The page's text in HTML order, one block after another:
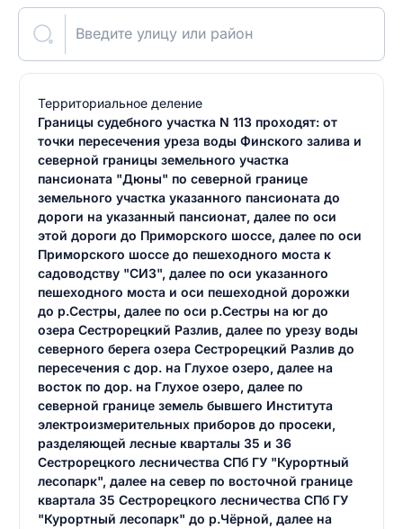
Введите улицу или район
Территориальное деление
Границы судебного участка N 113 проходят: от
точки пересечения уреза воды Финского залива и
северной границы земельного участка
пансионата "Дюны" по северной границе
земельного участка указанного пансионата до
дороги на указанный пансионат, далее по оси
этой дороги до Приморского шоссе, далее по оси
Приморского шоссе до пешеходного моста к
садоводству "СИЗ", далее по оси указанного
пешеходного моста и оси пешеходной дорожки
до р.Сестры, далее по оси р.Сестры на юг до
озера Сестрорецкий Разлив, далее по урезу воды
северного берега озера Сестрорецкий Разлив до
пересечения с дор. на Глухое озеро, далее на
восток по дор. на Глухое озеро, далее по
северной границе земель бывшего Института
электроизмерительных приборов до просеки,
разделяющей лесные кварталы 35 и 36
Сестрорецкого лесничества СПб ГУ "Курортный
лесопарк", далее на север по восточной границе
квартала 35 Сестрорецкого лесничества СПб ГУ
"Курортный лесопарк" до р.Чёрной, далее на